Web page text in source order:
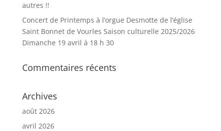
autres !!
Concert de Printemps à l’orgue Desmotte de l’église
Saint Bonnet de Vourles Saison culturelle 2025/2026
Dimanche 19 avril à 18 h 30
Commentaires récents
Archives
août 2026
avril 2026